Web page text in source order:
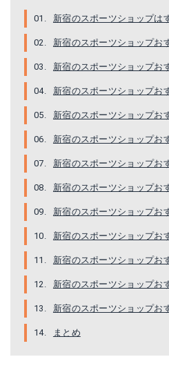
新宿のスポーツショップは
新宿のスポーツショップお
新宿のスポーツショップお
新宿のスポーツショップお
新宿のスポーツショップお
新宿のスポーツショップお
新宿のスポーツショップお
新宿のスポーツショップお
新宿のスポーツショップお
新宿のスポーツショップお
新宿のスポーツショップお
新宿のスポーツショップお
新宿のスポーツショップお
まとめ